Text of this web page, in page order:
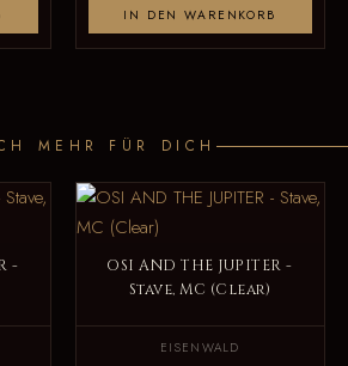
IN DEN WARENKORB
MEHR FÜR DICH
-
OSI AND THE JUPITER -
Stave, MC (Clear)
EISENWALD